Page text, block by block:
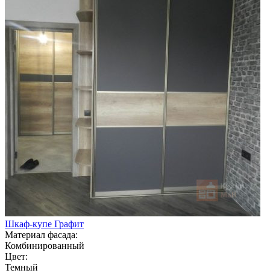
Шкаф-купе Графит
Материал фасада:
Комбинированный
Цвет:
Темный